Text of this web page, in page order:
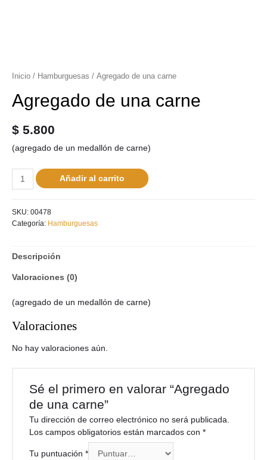
Inicio / Hamburguesas / Agregado de una carne
Agregado de una carne
$ 5.800
(agregado de un medallón de carne)
Añadir al carrito
SKU: 00478
Categoría: Hamburguesas
Descripción
Valoraciones (0)
(agregado de un medallón de carne)
Valoraciones
No hay valoraciones aún.
Sé el primero en valorar “Agregado
de una carne”
Tu dirección de correo electrónico no será publicada.
Los campos obligatorios están marcados con*
Tu puntuación*